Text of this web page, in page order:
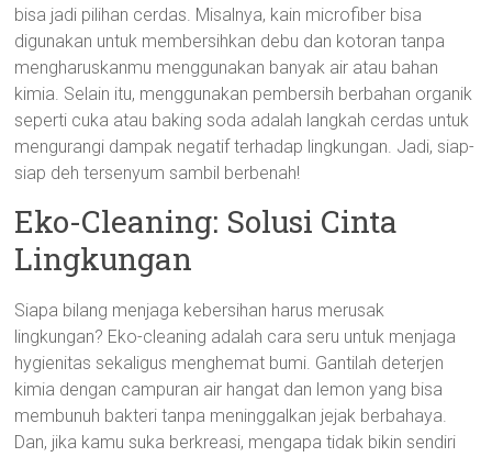
bisa jadi pilihan cerdas. Misalnya, kain microfiber bisa
digunakan untuk membersihkan debu dan kotoran tanpa
mengharuskanmu menggunakan banyak air atau bahan
kimia. Selain itu, menggunakan pembersih berbahan organik
seperti cuka atau baking soda adalah langkah cerdas untuk
mengurangi dampak negatif terhadap lingkungan. Jadi, siap-
siap deh tersenyum sambil berbenah!
Eko-Cleaning: Solusi Cinta
Lingkungan
Siapa bilang menjaga kebersihan harus merusak
lingkungan? Eko-cleaning adalah cara seru untuk menjaga
hygienitas sekaligus menghemat bumi. Gantilah deterjen
kimia dengan campuran air hangat dan lemon yang bisa
membunuh bakteri tanpa meninggalkan jejak berbahaya.
Dan, jika kamu suka berkreasi, mengapa tidak bikin sendiri